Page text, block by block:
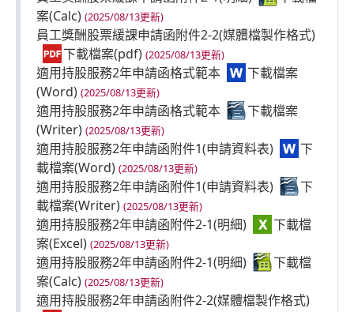
(2025/08/13更新)
員工獎酬股票緩課申請函附件2-2(媒體檔製作格式)
(2025/08/13更新)
適用持股服務2年申請函格式範本
(2025/08/13更新)
適用持股服務2年申請函格式範本
(2025/08/13更新)
適用持股服務2年申請函附件1(申請資料表)
(2025/08/13更新)
適用持股服務2年申請函附件1(申請資料表)
(2025/08/13更新)
適用持股服務2年申請函附件2-1(明細)
(2025/08/13更新)
適用持股服務2年申請函附件2-1(明細)
(2025/08/13更新)
適用持股服務2年申請函附件2-2(媒體檔製作格式)